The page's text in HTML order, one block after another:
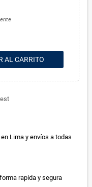
AL CARRITO
Lima y envíos a todas
rapida y segura